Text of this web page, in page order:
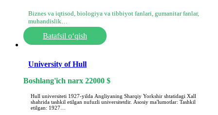
Biznes va iqtisod, biologiya va tibbiyot fanlari, gumanitar fanlar,
muhandislik…
Batafsil o‘qish
University of Hull
Boshlang'ich narx 22000 $
Hull universiteti 1927-yilda Angliyaning Sharqiy Yorkshir shtatidagi Xall
shahrida tashkil etilgan nufuzli universitetdir. Asosiy ma'lumotlar: Tashkil
etilgan: 1927…